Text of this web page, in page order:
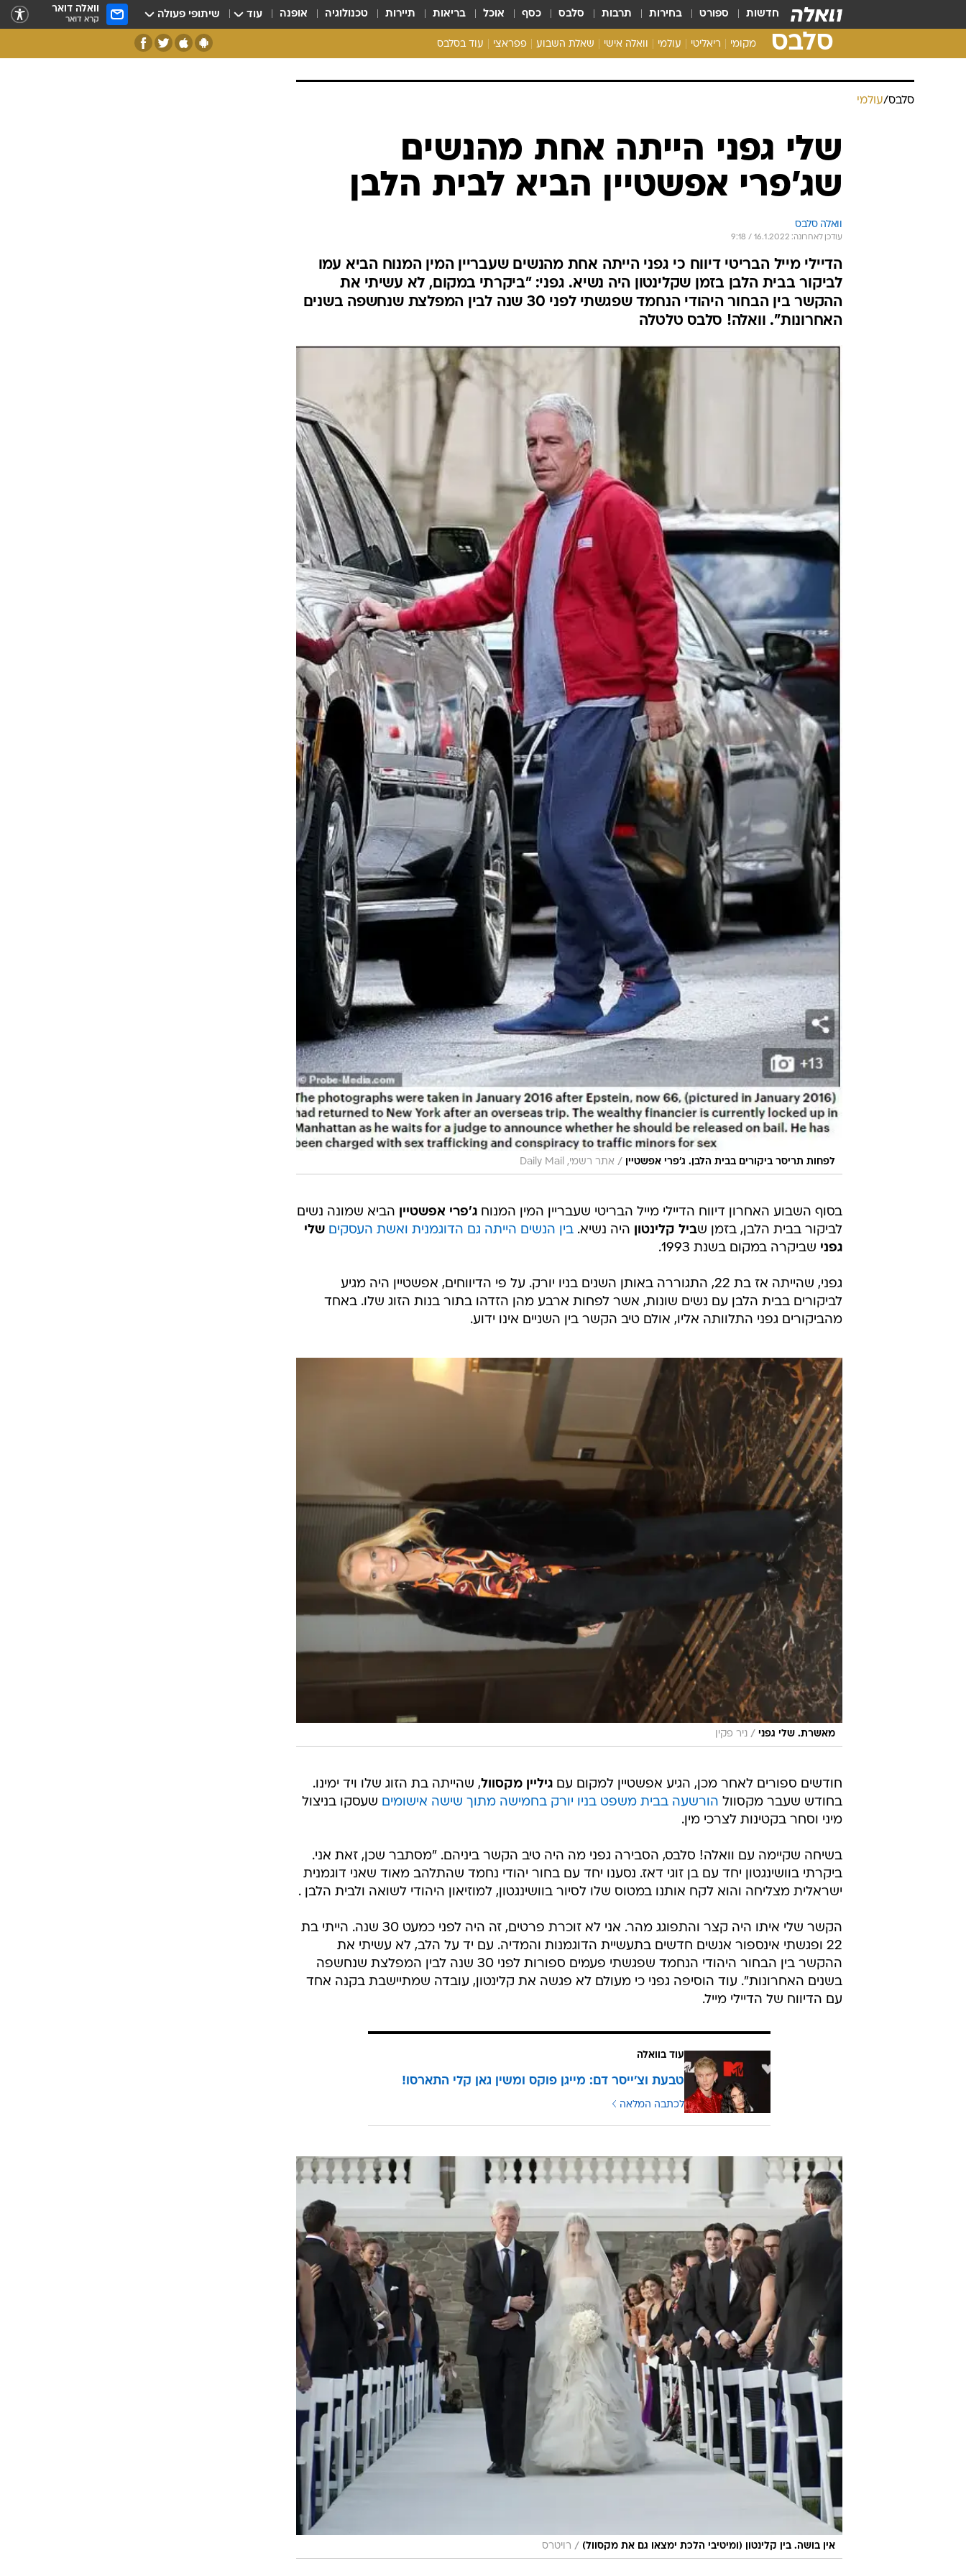
חדשות ספורט בחירות תרבות סלבס כסף אוכל בריאות תיירות טכנולוגיה אופנה עוד שיתופי פעולה וואלה דואר
קרא דואר
סלבס מקומי ריאליטי עולמי וואלה אישי שאלת השבוע פפראצי עוד בסלבס
רכלו לנו
סלבס/עולמי
שלי גפני הייתה אחת מהנשים
שג'פרי אפשטיין הביא לבית הלבן
וואלה סלבס
עודכן לאחרונה: 16.1.2022 / 9:18
הדיילי מייל הבריטי דיווח כי גפני הייתה אחת מהנשים שעבריין המין המנוח הביא עמו
לביקור בבית הלבן בזמן שקלינטון היה נשיא. גפני: "ביקרתי במקום, לא עשיתי את
ההקשר בין הבחור היהודי הנחמד שפגשתי לפני 30 שנה לבין המפלצת שנחשפה בשנים
האחרונות". וואלה! סלבס טלטלה
לפחות תריסר ביקורים בבית הלבן. ג'פרי אפשטיין / אתר רשמי, Daily Mail
בסוף השבוע האחרון דיווח הדיילי מייל הבריטי שעבריין המין המנוח ג'פרי אפשטיין הביא שמונה נשים
לביקור בבית הלבן, בזמן שביל קלינטון היה נשיא. בין הנשים הייתה גם הדוגמנית ואשת העסקים שלי
גפני שביקרה במקום בשנת 1993.
גפני, שהייתה אז בת 22, התגוררה באותן השנים בניו יורק. על פי הדיווחים, אפשטיין היה מגיע
לביקורים בבית הלבן עם נשים שונות, אשר לפחות ארבע מהן הזדהו בתור בנות הזוג שלו. באחד
מהביקורים גפני התלוותה אליו, אולם טיב הקשר בין השניים אינו ידוע.
מאשרת. שלי גפני / ניר פקין
חודשים ספורים לאחר מכן, הגיע אפשטיין למקום עם גיליין מקסוול, שהייתה בת הזוג שלו ויד ימינו.
בחודש שעבר מקסוול הורשעה בבית משפט בניו יורק בחמישה מתוך שישה אישומים שעסקו בניצול
מיני וסחר בקטינות לצרכי מין.
בשיחה שקיימה עם וואלה! סלבס, הסבירה גפני מה היה טיב הקשר ביניהם. "מסתבר שכן, זאת אני.
ביקרתי בוושינגטון יחד עם בן זוגי דאז. נסענו יחד עם בחור יהודי נחמד שהתלהב מאוד שאני דוגמנית
ישראלית מצליחה והוא לקח אותנו במטוס שלו לסיור בוושינגטון, למוזיאון היהודי לשואה ולבית הלבן .
הקשר שלי איתו היה קצר והתפוגג מהר. אני לא זוכרת פרטים, זה היה לפני כמעט 30 שנה. הייתי בת
22 ופגשתי אינספור אנשים חדשים בתעשיית הדוגמנות והמדיה. עם יד על הלב, לא עשיתי את
ההקשר בין הבחור היהודי הנחמד שפגשתי פעמים ספורות לפני 30 שנה לבין המפלצת שנחשפה
בשנים האחרונות". עוד הוסיפה גפני כי מעולם לא פגשה את קלינטון, עובדה שמתיישבת בקנה אחד
עם הדיווח של הדיילי מייל.
עוד בוואלה
טבעת וצ'ייסר דם: מייגן פוקס ומשין גאן קלי התארסו!
לכתבה המלאה
אין בושה. בין קלינטון (ומיטיבי הלכת ימצאו גם את מקסוול) / רויטרס